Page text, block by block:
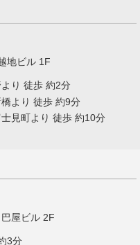
地ビル 1F
り 徒歩 約2分
より 徒歩 約9分
見町より 徒歩 約10分
屋ビル 2F
3分